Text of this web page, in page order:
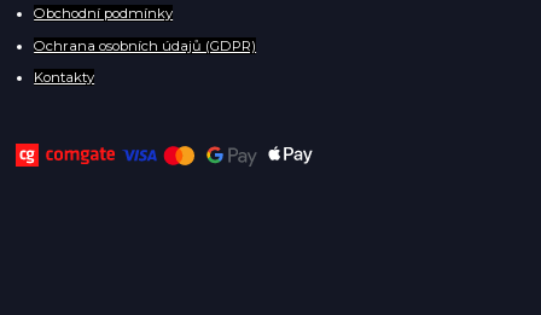
Obchodní podmínky
Ochrana osobních údajů (GDPR)
Kontakty